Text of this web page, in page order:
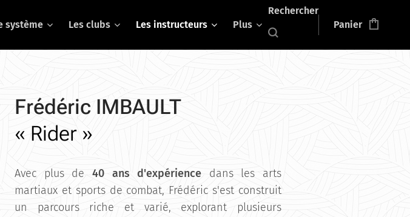
système Les clubs Les instructeurs Plus
Rechercher
Panier
Frédéric IMBAULT
« Rider »
Avec plus de 40 ans d'expérience dans les arts
martiaux et sports de combat, Frédéric s'est construit
un parcours riche et varié, explorant plusieurs